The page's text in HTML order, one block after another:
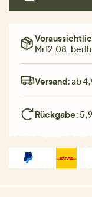
Mi 12.08. bei
Versand:ab
Rückgabe: